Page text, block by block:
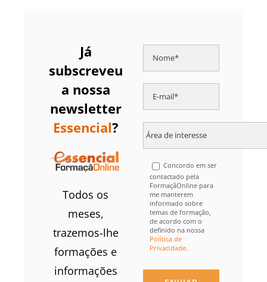
Já
subscreveu
a nossa
newsletter
Essencial?
Todos os
meses,
trazemos-lhe
formações e
informações
Concordo em ser
contactado pela
FormaçãOnline para
me manterem
informado sobre
temas de formação,
de acordo com o
definido na nossa
Política de
Privacidade.